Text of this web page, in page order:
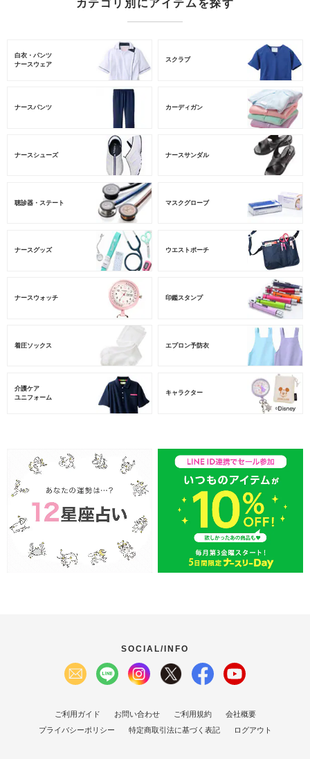
カテゴリ別にアイテムを探す
白衣・パンツ
ナースウェア
スクラブ
ナースパンツ カーディガン
ナースシューズ ナースサンダル
聴診器・ステート マスクグローブ
ナースグッズ ウエストポーチ
ナースウォッチ 印鑑スタンプ
着圧ソックス エプロン予防衣
介護ケア
ユニフォーム
キャラクター
SOCIAL/INFO
ご利用ガイド お問い合わせ ご利用規約
会社概要
プライバシーポリシー
特定商取引法に基づく表記 ログアウト